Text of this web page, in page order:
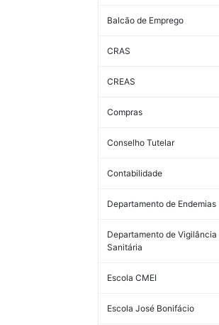
Balcão de Emprego
CRAS
CREAS
Compras
Conselho Tutelar
Contabilidade
Departamento de Endemias
Departamento de Vigilância
Sanitária
Escola CMEI
Escola José Bonifácio